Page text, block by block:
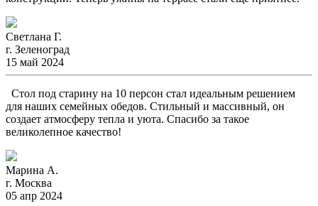
Светлана Г.
г. Зеленоград
15 май 2024
Стол под старину на 10 персон стал идеальным решением
для наших семейных обедов. Стильный и массивный, он
создает атмосферу тепла и уюта. Спасибо за такое
великолепное качество!
Марина А.
г. Москва
05 апр 2024